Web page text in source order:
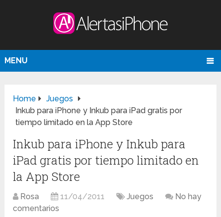
MENU
Home
Juegos
Inkub para iPhone y Inkub para iPad gratis por
tiempo limitado en la App Store
Inkub para iPhone y Inkub para
iPad gratis por tiempo limitado en
la App Store
Rosa 11/04/2011 Juegos
No hay
comentarios